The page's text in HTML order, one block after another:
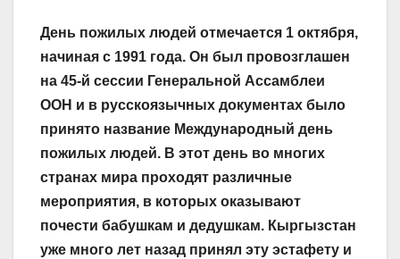
День пожилых людей отмечается 1 октября,
начиная с 1991 года. Он был провозглашен
на 45-й сессии Генеральной Ассамблеи
ООН и в русскоязычных документах было
принято название Международный день
пожилых людей. В этот день во многих
странах мира проходят различные
мероприятия, в которых оказывают
почести бабушкам и дедушкам. Кыргызстан
уже много лет назад принял эту эстафету и